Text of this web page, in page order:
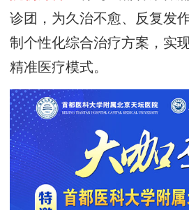
诊团， 为久治不愈、反复发
制个性化综合治疗方案，实
精准医疗模式。